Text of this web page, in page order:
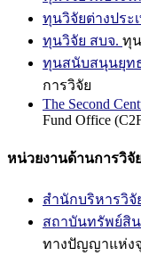
ทุนวิจัยต่างประ
ทุนวิจัย สบจ. ทุ
ทุนสนับสนุนยุท
การวิจัย
The Second
Fund Office
หน่วยงานด้านการวิจั
สำนักบริหารวิจั
สถาบันทรัพย์สิ
ทางปัญญาแห่ง